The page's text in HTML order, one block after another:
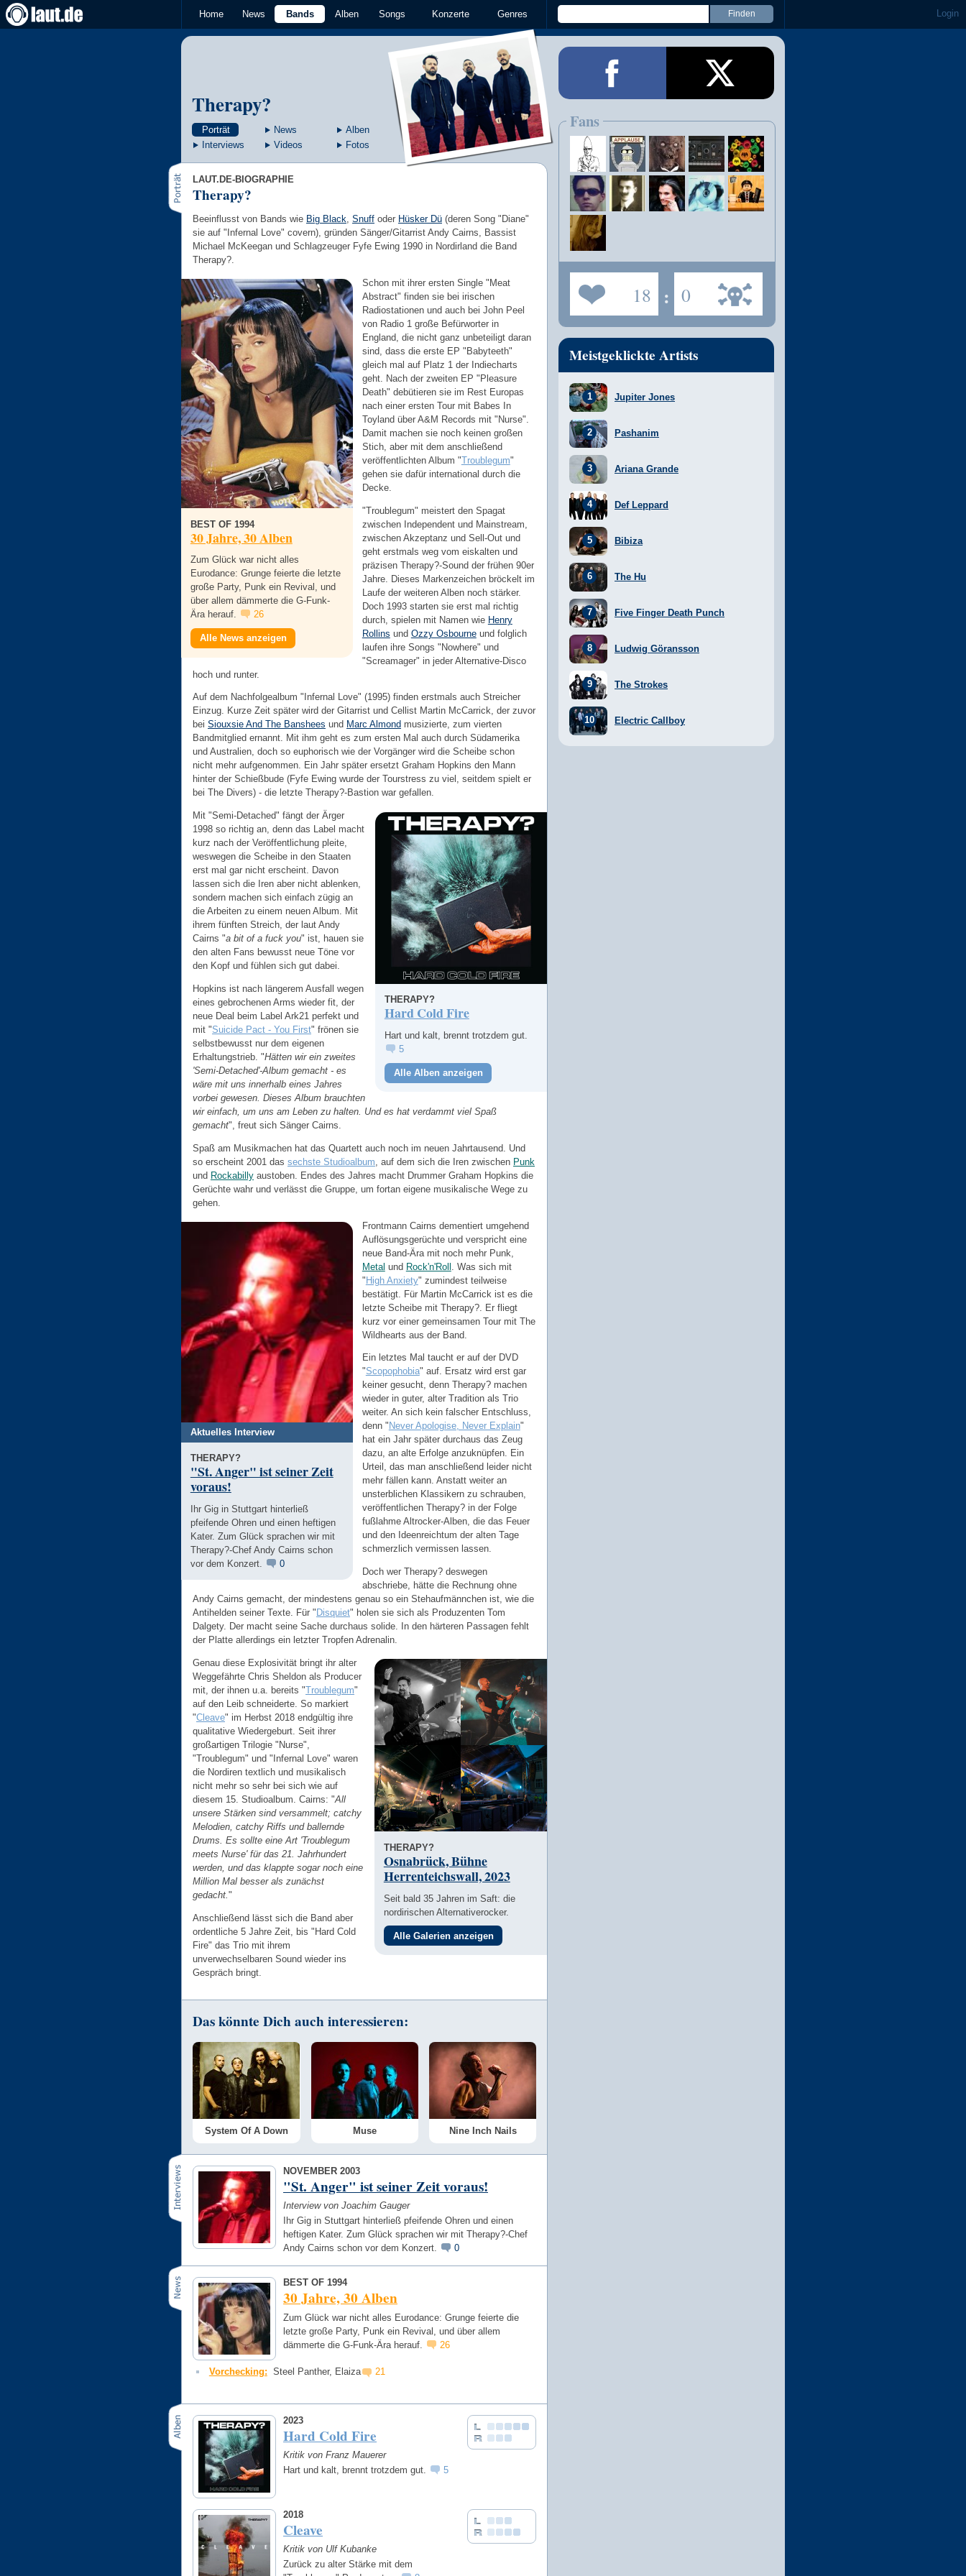
Home News Bands Alben Songs Konzerte Genres Login
Therapy?
Porträt News
Alben
Interviews
Videos Fotos
LAUT.DE-BIOGRAPHIE
Therapy?
Beeinflusst von Bands wie Big Black, Snuff oder Hüsker Dü (deren Song "Diane"
sie auf "Infernal Love" covern), gründen Sänger/Gitarrist Andy Cairns, Bassist
Michael McKeegan und Schlagzeuger Fyfe Ewing 1990 in Nordirland die Band
Therapy?.
BEST OF 1994
30 Jahre, 30 Alben
Zum Glück war nicht alles
Eurodance: Grunge feierte die letzte
große Party, Punk ein Revival, und
über allem dämmerte die G-Funk-
Ära herauf.
26
Alle News anzeigen
Schon mit ihrer ersten Single "Meat
Abstract" finden sie bei irischen
Radiostationen und auch bei John Peel
von Radio 1 große Befürworter in
England, die nicht ganz unbeteiligt daran
sind, dass die erste EP "Babyteeth"
gleich mal auf Platz 1 der Indiecharts
geht. Nach der zweiten EP "Pleasure
Death" debütieren sie im Rest Europas
nach einer ersten Tour mit Babes In
Toyland über A&M Records mit "Nurse".
Damit machen sie noch keinen großen
Stich, aber mit dem anschließend
veröffentlichten Album "Troublegum"
gehen sie dafür international durch die
Decke.
"Troublegum" meistert den Spagat
zwischen Independent und Mainstream,
zwischen Akzeptanz und Sell-Out und
geht erstmals weg vom eiskalten und
präzisen Therapy?-Sound der frühen 90er
Jahre. Dieses Markenzeichen bröckelt im
Laufe der weiteren Alben noch stärker.
Doch 1993 starten sie erst mal richtig
durch, spielen mit Namen wie Henry
Rollins und Ozzy Osbourneund folglich
laufen ihre Songs "Nowhere" und
"Screamager" in jeder Alternative-Disco
hoch und runter.
Auf dem Nachfolgealbum "Infernal Love" (1995) finden erstmals auch Streicher
Einzug. Kurze Zeit später wird der Gitarrist und Cellist Martin McCarrick, der zuvor
bei Siouxsie And The Banshees und Marc Almond musizierte, zum vierten
Bandmitglied ernannt. Mit ihm geht es zum ersten Mal auch durch Südamerika
und Australien, doch so euphorisch wie der Vorgänger wird die Scheibe schon
nicht mehr aufgenommen. Ein Jahr später ersetzt Graham Hopkins den Mann
hinter der Schießbude (Fyfe Ewing wurde der Tourstress zu viel, seitdem spielt er
bei The Divers) - die letzte Therapy?-Bastion war gefallen.
THERAPY?
Hard Cold Fire
Hart und kalt, brennt trotzdem gut.
5
Alle Alben anzeigen
Mit "Semi-Detached" fängt der Ärger
1998 so richtig an, denn das Label macht
kurz nach der Veröffentlichung pleite,
weswegen die Scheibe in den Staaten
erst mal gar nicht erscheint. Davon
lassen sich die Iren aber nicht ablenken,
sondern machen sich einfach zügig an
die Arbeiten zu einem neuen Album. Mit
ihrem fünften Streich, der laut Andy
Cairns "a bit of a fuck you" ist, hauen sie
den alten Fans bewusst neue Töne vor
den Kopf und fühlen sich gut dabei.
Hopkins ist nach längerem Ausfall wegen
eines gebrochenen Arms wieder fit, der
neue Deal beim Label Ark21 perfekt und
mit "Suicide Pact - You First" frönen sie
selbstbewusst nur dem eigenen
Erhaltungstrieb. "Hätten wir ein zweites
'Semi-Detached'-Album gemacht - es
wäre mit uns innerhalb eines Jahres
vorbei gewesen. Dieses Album brauchten
wir einfach, um uns am Leben zu halten. Und es hat verdammt viel Spaß
gemacht", freut sich Sänger Cairns.
Spaß am Musikmachen hat das Quartett auch noch im neuen Jahrtausend. Und
so erscheint 2001 das sechste Studioalbum , auf dem sich die Iren zwischen Punk
und Rockabilly austoben. Endes des Jahres macht Drummer Graham Hopkins die
Gerüchte wahr und verlässt die Gruppe, um fortan eigene musikalische Wege zu
gehen.
Aktuelles Interview
THERAPY?
"St. Anger" ist seiner Zeit
voraus!
Ihr Gig in Stuttgart hinterließ
pfeifende Ohren und einen heftigen
Kater. Zum Glück sprachen wir mit
Therapy?-Chef Andy Cairns schon
vor dem Konzert.
0
Frontmann Cairns dementiert umgehend
Auflösungsgerüchte und verspricht eine
neue Band-Ära mit noch mehr Punk,
Metal und Rock'n'Roll . Was sich mit
"High Anxiety" zumindest teilweise
bestätigt. Für Martin McCarrick ist es die
letzte Scheibe mit Therapy?. Er fliegt
kurz vor einer gemeinsamen Tour mit The
Wildhearts aus der Band.
Ein letztes Mal taucht er auf der DVD
"Scopophobia" auf. Ersatz wird erst gar
keiner gesucht, denn Therapy? machen
wieder in guter, alter Tradition als Trio
weiter. An sich kein falscher Entschluss,
denn " Never Apologise, Never Explain"
hat ein Jahr später durchaus das Zeug
dazu, an alte Erfolge anzuknüpfen. Ein
Urteil, das man anschließend leider nicht
mehr fällen kann. Anstatt weiter an
unsterblichen Klassikern zu schrauben,
veröffentlichen Therapy? in der Folge
fußlahme Altrocker-Alben, die das Feuer
und den Ideenreichtum der alten Tage
schmerzlich vermissen lassen.
Doch wer Therapy? deswegen
abschriebe, hätte die Rechnung ohne
Andy Cairns gemacht, der mindestens genau so ein Stehaufmännchen ist, wie die
Antihelden seiner Texte. Für " Disquiet" holen sie sich als Produzenten Tom
Dalgety. Der macht seine Sache durchaus solide. In den härteren Passagen fehlt
der Platte allerdings ein letzter Tropfen Adrenalin.
THERAPY?
Osnabrück, Bühne
Herrenteichswall, 2023
Seit bald 35 Jahren im Saft: die
nordirischen Alternativerocker.
Alle Galerien anzeigen
Genau diese Explosivität bringt ihr alter
Weggefährte Chris Sheldon als Producer
mit, der ihnen u.a. bereits "Troublegum"
auf den Leib schneiderte. So markiert
"Cleave" im Herbst 2018 endgültig ihre
qualitative Wiedergeburt. Seit ihrer
großartigen Trilogie "Nurse",
"Troublegum" und "Infernal Love" waren
die Nordiren textlich und musikalisch
nicht mehr so sehr bei sich wie auf
diesem 15. Studioalbum. Cairns: "All
unsere Stärken sind versammelt; catchy
Melodien, catchy Riffs und ballernde
Drums. Es sollte eine Art 'Troublegum
meets Nurse' für das 21. Jahrhundert
werden, und das klappte sogar noch eine
Million Mal besser als zunächst
gedacht. "
Anschließend lässt sich die Band aber
ordentliche 5 Jahre Zeit, bis "Hard Cold
Fire" das Trio mit ihrem
unverwechselbaren Sound wieder ins
Gespräch bringt.
Das könnte Dich auch interessieren:
System Of A Down Muse Nine Inch Nails
NOVEMBER 2003
"St. Anger" ist seiner Zeit voraus!
Interview von Joachim Gauger
Ihr Gig in Stuttgart hinterließ pfeifende Ohren und einen
heftigen Kater. Zum Glück sprachen wir mit Therapy?-Chef
Andy Cairns schon vor dem Konzert.
0
BEST OF 1994
30 Jahre, 30 Alben
Zum Glück war nicht alles Eurodance: Grunge feierte die
letzte große Party, Punk ein Revival, und über allem
dämmerte die G-Funk-Ära herauf.
26
Vorchecking: Steel Panther, Elaiza 21
2023
Hard Cold Fire
Kritik von Franz Mauerer
Hart und kalt, brennt trotzdem gut.
5
2018
Cleave
Kritik von Ulf Kubanke
Zurück zu alter Stärke mit dem
Fans
18 : 0
Meistgeklickte Artists
Jupiter Jones
Pashanim
Ariana Grande
Def Leppard
Bibiza
The Hu
Five Finger Death Punch
Ludwig Göransson
The Strokes
Electric Callboy